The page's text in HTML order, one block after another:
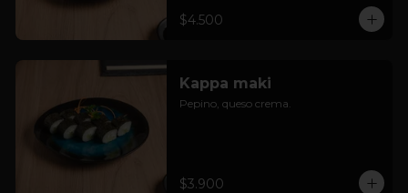
$4.500
Kappa maki
Pepino, queso crema.
$3.900